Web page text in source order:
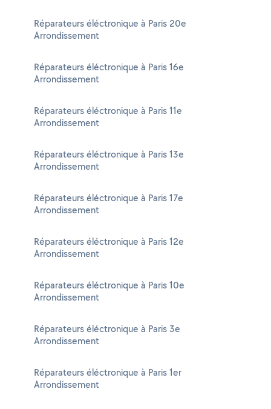
Réparateurs éléctronique à Paris 20e
Arrondissement
Réparateurs éléctronique à Paris 16e
Arrondissement
Réparateurs éléctronique à Paris 11e
Arrondissement
Réparateurs éléctronique à Paris 13e
Arrondissement
Réparateurs éléctronique à Paris 17e
Arrondissement
Réparateurs éléctronique à Paris 12e
Arrondissement
Réparateurs éléctronique à Paris 10e
Arrondissement
Réparateurs éléctronique à Paris 3e
Arrondissement
Réparateurs éléctronique à Paris 1er
Arrondissement